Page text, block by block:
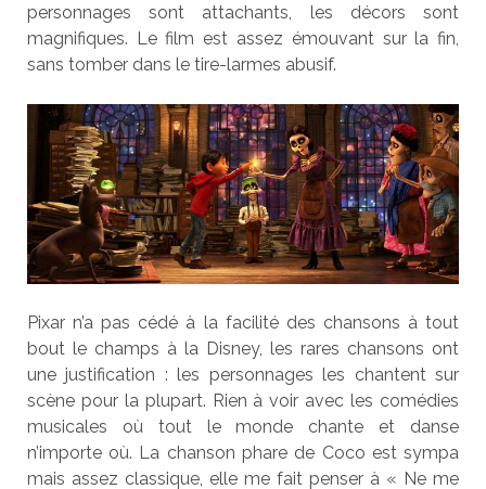
personnages sont attachants, les décors sont
magnifiques. Le film est assez émouvant sur la fin,
sans tomber dans le tire-larmes abusif.
Pixar n’a pas cédé à la facilité des chansons à tout
bout le champs à la Disney, les rares chansons ont
une justification : les personnages les chantent sur
scène pour la plupart. Rien à voir avec les comédies
musicales où tout le monde chante et danse
n’importe où. La chanson phare de Coco est sympa
mais assez classique, elle me fait penser à « Ne me